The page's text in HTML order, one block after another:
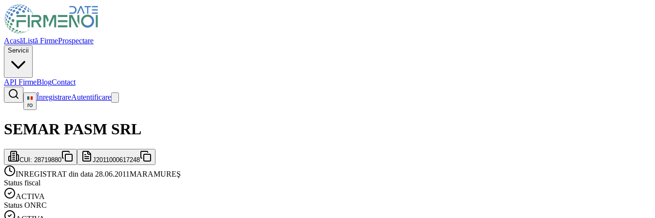
AcasăListă FirmeProspectare
Servicii
API FirmeBlogContact
ro
ÎnregistrareAutentificare
SEMAR PASM SRL
CUI: 28719880 J2011000617248
INREGISTRAT din data 28.06.2011MARAMUREŞ
Status fiscal
ACTIVA
Status ONRC